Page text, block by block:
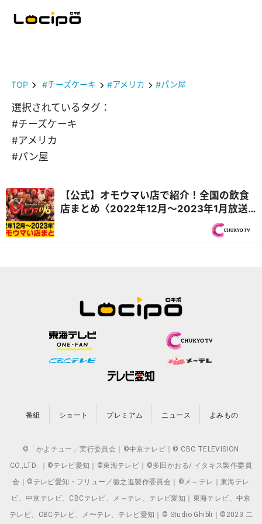
TOP #チーズケーキ #アメリカ #パン屋
選択されているタグ：
#チーズケーキ
#アメリカ
#パン屋
【公式】オモウマい店で紹介！全国の飲食
店まとめ〈2022年12月〜2023年1月放送
番組 ショート プレミアム ニュース よみもの
©「かよチュー」実行委員会｜©中京テレビ｜© CBC TELEVISION
CO.,LTD. ｜©テレビ愛知｜©東海テレビ｜©多田かおる/ イタキス製作委員
会｜©テレビ愛知・フリュー／徹之進製作委員会｜©メ～テレ｜東海テレ
ビ、中京テレビ、CBCテレビ、メ～テレ、テレビ愛知｜東海テレビ、中京
テレビ、CBCテレビ、メ〜テレ、テレビ愛知｜© Studio Ghibli｜©2023 二